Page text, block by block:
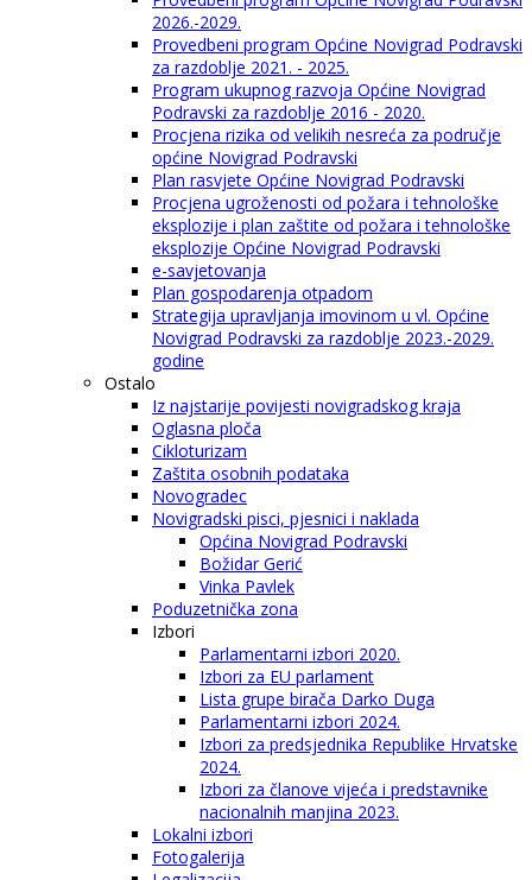
2026.-2029.
Provedbeni program Općine Novigrad Podravski
za razdoblje 2021. - 2025.
Program ukupnog razvoja Općine Novigrad
Podravski za razdoblje 2016 - 2020.
Procjena rizika od velikih nesreća za područje
općine Novigrad Podravski
Plan rasvjete Općine Novigrad Podravski
Procjena ugroženosti od požara i tehnološke
eksplozije i plan zaštite od požara i tehnološke
eksplozije Općine Novigrad Podravski
e-savjetovanja
Plan gospodarenja otpadom
Strategija upravljanja imovinom u vl. Općine
Novigrad Podravski za razdoblje 2023.-2029.
godine
Ostalo
Iz najstarije povijesti novigradskog kraja
Oglasna ploča
Cikloturizam
Zaštita osobnih podataka
Novogradec
Novigradski pisci, pjesnici i naklada
Općina Novigrad Podravski
Božidar Gerić
Vinka Pavlek
Poduzetnička zona
Izbori
Parlamentarni izbori 2020.
Izbori za EU parlament
Lista grupe birača Darko Duga
Parlamentarni izbori 2024.
Izbori za predsjednika Republike Hrvatske
2024.
Izbori za članove vijeća i predstavnike
nacionalnih manjina 2023.
Lokalni izbori
Fotogalerija